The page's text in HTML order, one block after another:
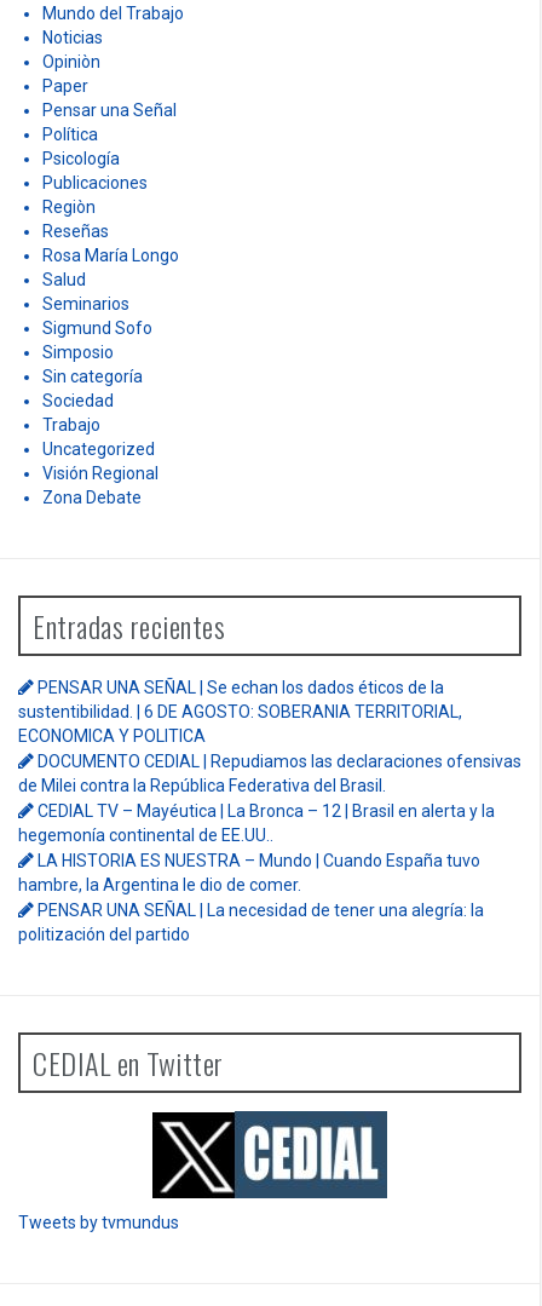
Mundo del Trabajo
Noticias
Opiniòn
Paper
Pensar una Señal
Política
Psicología
Publicaciones
Regiòn
Reseñas
Rosa María Longo
Salud
Seminarios
Sigmund Sofo
Simposio
Sin categoría
Sociedad
Trabajo
Uncategorized
Visión Regional
Zona Debate
Entradas recientes
PENSAR UNA SEÑAL | Se echan los dados éticos de la
sustentibilidad. | 6 DE AGOSTO: SOBERANIA TERRITORIAL,
ECONOMICA Y POLITICA
DOCUMENTO CEDIAL | Repudiamos las declaraciones ofensivas
de Milei contra la República Federativa del Brasil.
CEDIAL TV – Mayéutica | La Bronca – 12 | Brasil en alerta y la
hegemonía continental de EE.UU..
LA HISTORIA ES NUESTRA – Mundo | Cuando España tuvo
hambre, la Argentina le dio de comer.
PENSAR UNA SEÑAL | La necesidad de tener una alegría: la
politización del partido
CEDIAL en Twitter
Tweets by tvmundus